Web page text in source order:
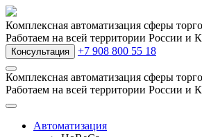
Комплексная автоматизация сферы
Работаем на всей территории России и
Консультация +7 908 800 55 18
Комплексная автоматизация сферы
Работаем на всей территории России и
Автоматизация